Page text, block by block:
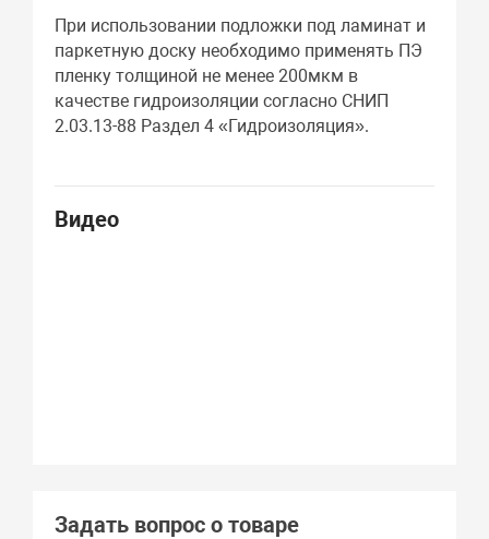
При использовании подложки под ламинат и
паркетную доску необходимо применять ПЭ
пленку толщиной не менее 200мкм в
качестве гидроизоляции согласно СНИП
2.03.13-88 Раздел 4 «Гидроизоляция».
Видео
Задать вопрос о товаре